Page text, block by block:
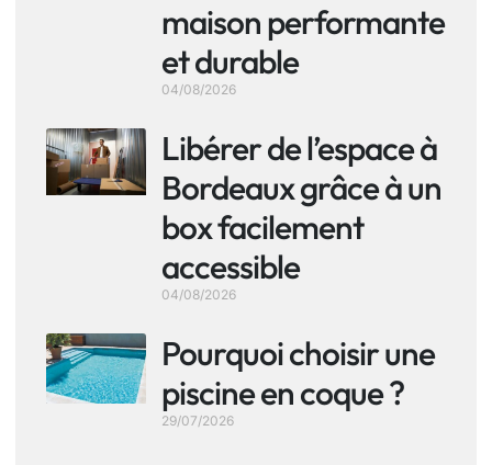
maison performante
et durable
04/08/2026
Libérer de l’espace à
Bordeaux grâce à un
box facilement
accessible
04/08/2026
Pourquoi choisir une
piscine en coque ?
29/07/2026